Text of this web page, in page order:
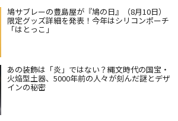
鳩サブレーの豊島屋が『鳩の日』（8月10日）
限定グッズ詳細を発表！今年はシリコンポーチ
「はとっこ」
あの装飾は「炎」ではない？縄文時代の国宝・
火焔型土器、5000年前の人々が刻んだ謎とデザ
インの秘密